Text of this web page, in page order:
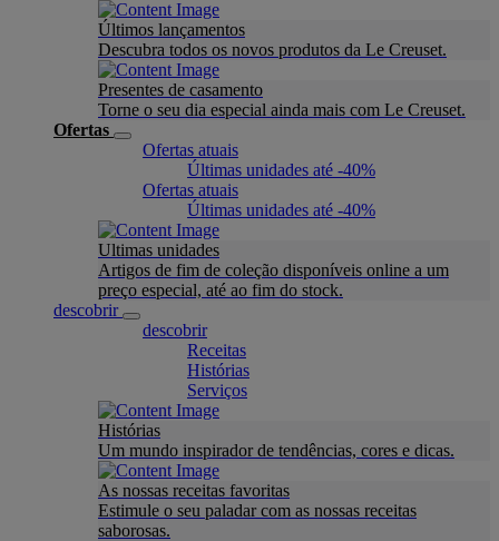
Últimos lançamentos
Descubra todos os novos produtos da Le Creuset.
Presentes de casamento
Torne o seu dia especial ainda mais com Le Creuset.
Ofertas
Ofertas atuais
Últimas unidades até -40%
Ofertas atuais
Últimas unidades até -40%
Ultimas unidades
Artigos de fim de coleção disponíveis online a um
preço especial, até ao fim do stock.
descobrir
descobrir
Receitas
Histórias
Serviços
Histórias
Um mundo inspirador de tendências, cores e dicas.
As nossas receitas favoritas
Estimule o seu paladar com as nossas receitas
saborosas.